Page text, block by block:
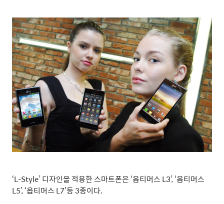
‘L-Style’ 디자인을 적용한 스마트폰은 ‘옵티머스 L3’, ‘옵티머스
L5’, ‘옵티머스 L7’등 3종이다.